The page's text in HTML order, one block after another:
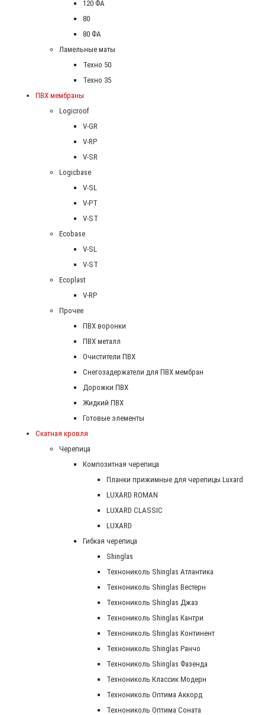
120 ФА
80
80 ФА
Ламельные маты
Техно 50
Техно 35
ПВХ мембраны
Logicroof
V-GR
V-RP
V-SR
Logicbase
V-SL
V-PT
V-ST
Ecobase
V-SL
V-ST
Ecoplast
V-RP
Прочее
ПВХ воронки
ПВХ металл
Очистители ПВХ
Снегозадержатели для ПВХ мембран
Дорожки ПВХ
Жидкий ПВХ
Готовые элементы
Скатная кровля
Черепица
Композитная черепица
Планки прижимные для черепицы Luxard
LUXARD ROMAN
LUXARD CLASSIC
LUXARD
Гибкая черепица
Shinglas
Технониколь Shinglas Атлантика
Технониколь Shinglas Вестерн
Технониколь Shinglas Джаз
Технониколь Shinglas Кантри
Технониколь Shinglas Континент
Технониколь Shinglas Ранчо
Технониколь Shinglas Фазенда
Технониколь Классик Модерн
Технониколь Оптима Аккорд
Технониколь Оптима Соната